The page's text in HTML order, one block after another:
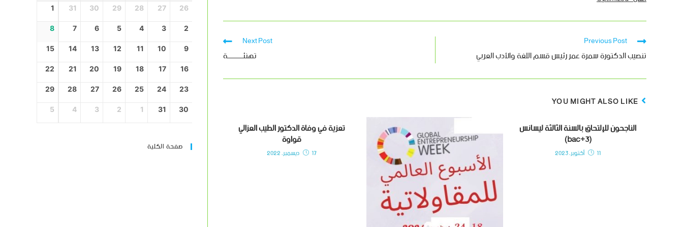
Previous Post
تنصيب الدكتورة سمرة عمر رئيس قسم اللغة والأدب العربي
Next Post
تهنئــــــــــة
YOU MIGHT ALSO LIKE
تعزية في وفاة الدكتور الطيب العزالي
قواوة
17 ديسمبر، 2022
الناجحون للإلتحاق بالسنة الثالثة ليسانس
(bac+3)
11 أكتوبر، 2023
26
27
28
29
30
31
1
2
3
4
5
6
7
8
9
10
11
12
13
14
15
16
17
18
19
20
21
22
23
24
25
26
27
28
29
30
31
1
2
3
4
5
صفحة الكلية